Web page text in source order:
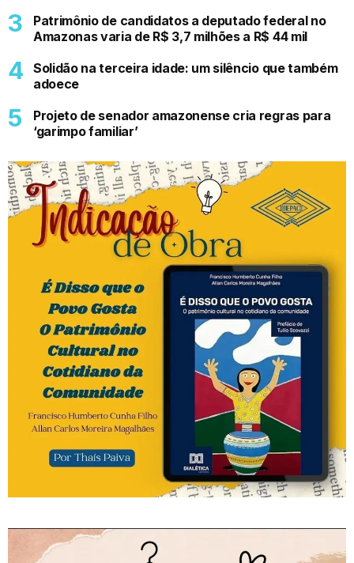
Patrimônio de candidatos a deputado federal no
Amazonas varia de R$ 3,7 milhões a R$ 44 mil
Solidão na terceira idade: um silêncio que também
adoece
Projeto de senador amazonense cria regras para
‘garimpo familiar’